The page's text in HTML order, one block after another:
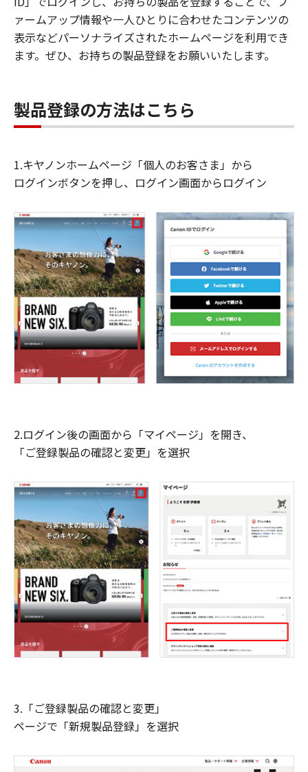
ァームアップ情報や一人ひとりに合わせたコンテンツの
表示などパーソナライズされたホームページを利用でき
ます。ぜひ、お持ちの製品登録をお願いいたします。
製品登録の方法はこちら
1.キヤノンホームページ「個人のお客さま」から
ログインボタンを押し、ログイン画面からログイン
2.ログイン後の画面から「マイページ」を開き、
「ご登録製品の確認と変更」を選択
3.「ご登録製品の確認と変更」
ページで「新規製品登録」を選択